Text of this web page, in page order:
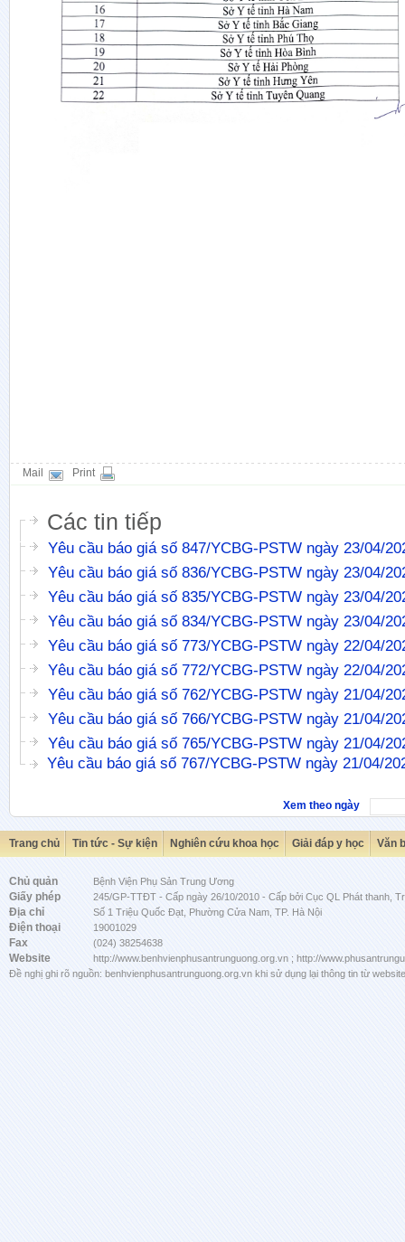
Mail Print
Các tin tiếp
Yêu cầu báo giá số 847/YCBG-PSTW ngày 23/04/
Yêu cầu báo giá số 836/YCBG-PSTW ngày 23/04/
Yêu cầu báo giá số 835/YCBG-PSTW ngày 23/04/
Yêu cầu báo giá số 834/YCBG-PSTW ngày 23/04/
Yêu cầu báo giá số 773/YCBG-PSTW ngày 22/04/
Yêu cầu báo giá số 772/YCBG-PSTW ngày 22/04/
Yêu cầu báo giá số 762/YCBG-PSTW ngày 21/04/
Yêu cầu báo giá số 766/YCBG-PSTW ngày 21/04/
Yêu cầu báo giá số 765/YCBG-PSTW ngày 21/04/
Yêu cầu báo giá số 767/YCBG-PSTW ngày 21/04/
Xem theo ngày
Trang chủ Tin tức - Sự kiện Nghiên cứu khoa học Giải đáp y học Văn
Chủ quản Bệnh Viện Phụ Sản Trung Ương
Giấy phép 245/GP-TTĐT - Cấp ngày 26/10/2010 - Cấp bởi Cục QL Phát thanh,
Địa chỉ Số 1 Triệu Quốc Đạt, Phường Cửa Nam, TP. Hà Nội
Điện thoại 19001029
Fax (024) 38254638
Website
http://www.benhvienphusantrunguong.org.vn ; http://
Đề nghị ghi rõ nguồn: benhvienphusantrunguong.org.vn khi sử dụng lại thông tin từ